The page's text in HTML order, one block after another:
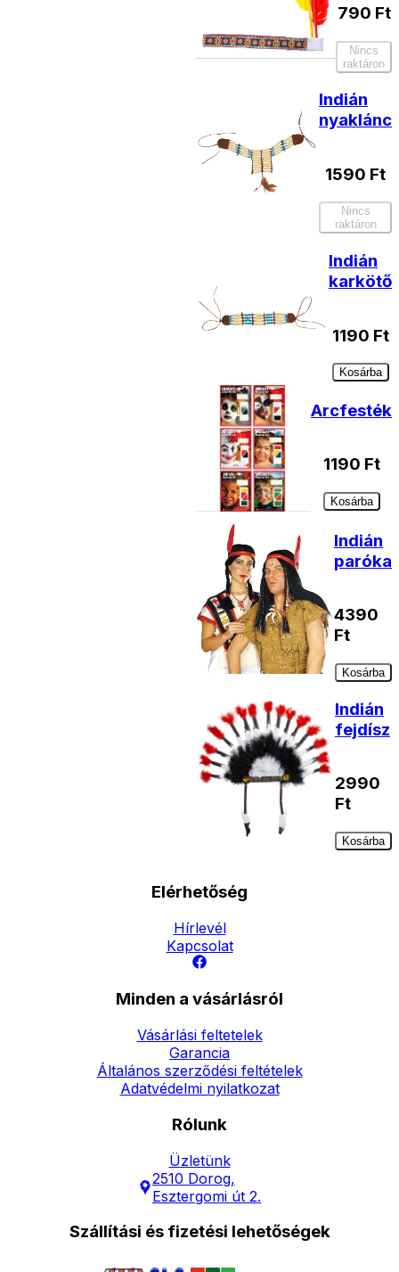
790 Ft
Nincs
raktáron
Indián
nyaklánc
1590 Ft
Nincs
raktáron
Indián
karkötő
1190 Ft
Kosárba
Arcfesték
1190 Ft
Kosárba
Indián
paróka
4390
Ft
Kosárba
Indián
fejdísz
2990
Ft
Kosárba
Elérhetőség
Hírlevél
Kapcsolat
Minden a vásárlásról
Vásárlási feltetelek
Garancia
Általános szerződési feltételek
Adatvédelmi nyilatkozat
Rólunk
Üzletünk
2510 Dorog,
Esztergomi út 2.
Szállítási és fizetési lehetőségek